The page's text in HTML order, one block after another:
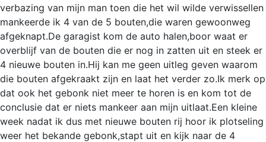
verbazing van mijn man toen die het wil wilde verwissellen
mankeerde ik 4 van de 5 bouten,die waren gewoonweg
afgeknapt.De garagist kom de auto halen,boor waat er
overblijf van de bouten die er nog in zatten uit en steek er
4 nieuwe bouten in.Hij kan me geen uitleg geven waarom
die bouten afgekraakt zijn en laat het verder zo.Ik merk op
dat ook het gebonk niet meer te horen is en kom tot de
conclusie dat er niets mankeer aan mijn uitlaat.Een kleine
week nadat ik dus met nieuwe bouten rij hoor ik plotseling
weer het bekande gebonk,stapt uit en kijk naar de 4